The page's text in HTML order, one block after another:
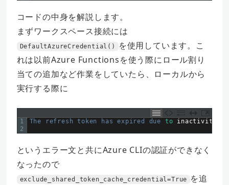
コードの中身を解説します。
まずワークスペース接続には
DefaultAzureCredential()
を使用しています。こ
れは以前Azure Functionsを使う際にロール割り
当ての追加など作業をしていたら、ローカルから
実行する際に
1
2
The refresh token has expired due to inactivity
というエラー文と共にAzure CLIの認証ができなく
なったので
exclude_shared_token_cache_credential=True
を追